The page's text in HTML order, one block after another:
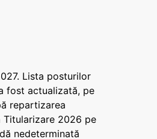
Lista posturilor
fost actualizată, pe
repartizarea
2026 pe
nedeterminată